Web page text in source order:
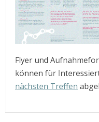
Flyer und
können für
nächsten Treffen